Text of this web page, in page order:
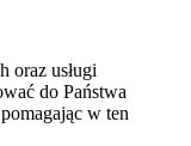
oraz usługi
do Państwa
w ten